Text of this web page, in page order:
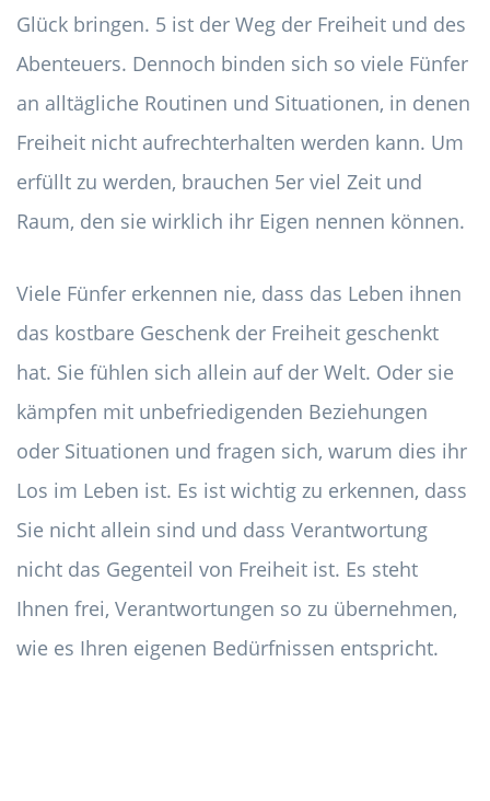
Glück bringen. 5 ist der Weg der Freiheit und des
Abenteuers. Dennoch binden sich so viele Fünfer
an alltägliche Routinen und Situationen, in denen
Freiheit nicht aufrechterhalten werden kann. Um
erfüllt zu werden, brauchen 5er viel Zeit und
Raum, den sie wirklich ihr Eigen nennen können.
Viele Fünfer erkennen nie, dass das Leben ihnen
das kostbare Geschenk der Freiheit geschenkt
hat. Sie fühlen sich allein auf der Welt. Oder sie
kämpfen mit unbefriedigenden Beziehungen
oder Situationen und fragen sich, warum dies ihr
Los im Leben ist. Es ist wichtig zu erkennen, dass
Sie nicht allein sind und dass Verantwortung
nicht das Gegenteil von Freiheit ist. Es steht
Ihnen frei, Verantwortungen so zu übernehmen,
wie es Ihren eigenen Bedürfnissen entspricht.